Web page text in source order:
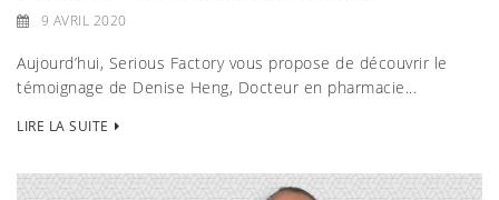
9 AVRIL 2020
Aujourd’hui, Serious Factory vous propose de découvrir le
témoignage de Denise Heng, Docteur en pharmacie...
LIRE LA SUITE